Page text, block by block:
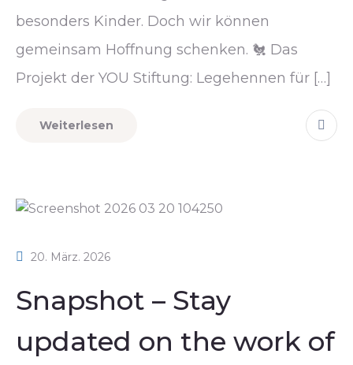
besonders Kinder. Doch wir können
gemeinsam Hoffnung schenken. 🐔 Das
Projekt der YOU Stiftung: Legehennen für […]
Weiterlesen
20. März. 2026
Snapshot – Stay
updated on the work of